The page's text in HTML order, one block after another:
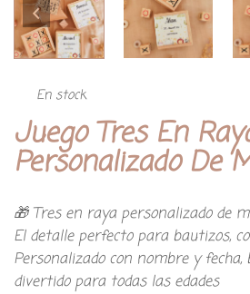
En stock
Juego Tres En
Personalizado De
🎁 Tres en raya personalizado de
El detalle perfecto para bautizos,
Personalizado con nombre y
divertido para todas las edades